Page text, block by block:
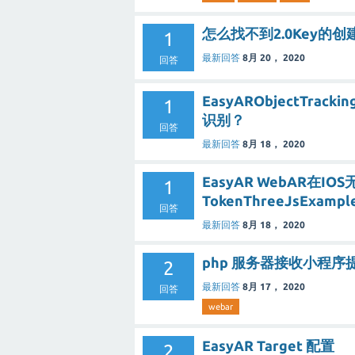
1
回答
怎么找不到2.0Key的创
最新回答 8月 20， 2020
1
回答
识别？
最新回答 8月 18， 2020
1
回答
EasyAR WebAR在IOS
最新回答 8月 18， 2020
2
回答
php 服务器接收小程序
最新回答 8月 17， 2020
webar
EasyAR Target 配置